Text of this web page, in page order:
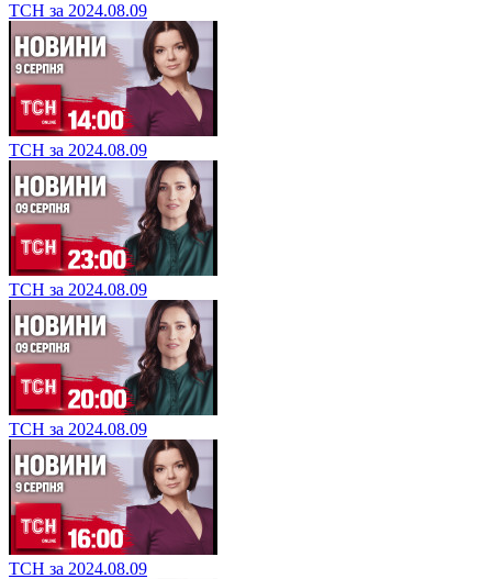
ТСН за 2024.08.09
ТСН за 2024.08.09
ТСН за 2024.08.09
ТСН за 2024.08.09
ТСН за 2024.08.09